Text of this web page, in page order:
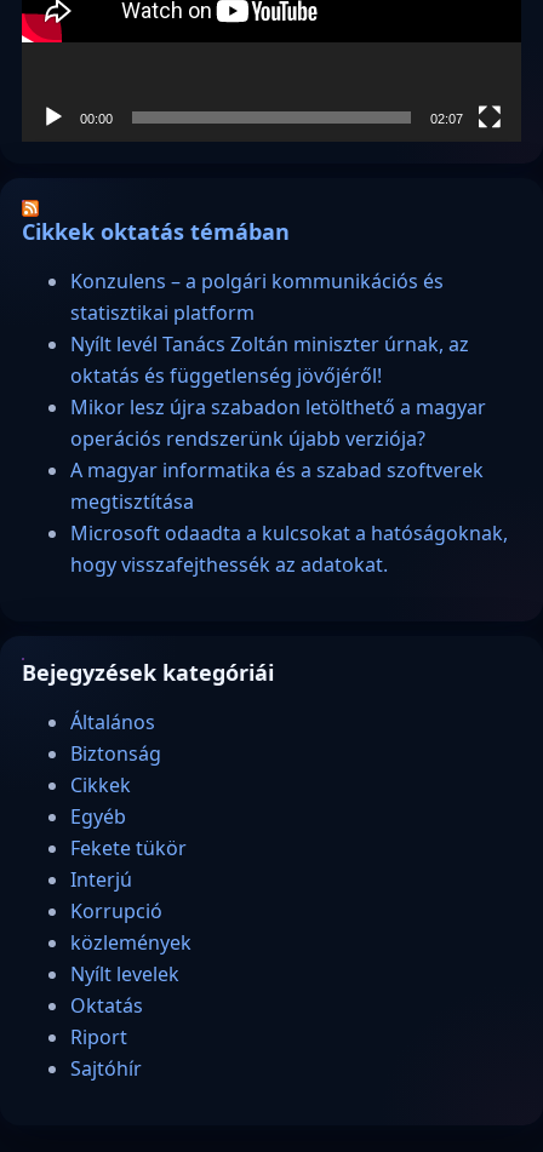
00:00 02:07
Cikkek oktatás témában
Konzulens – a polgári kommunikációs és
statisztikai platform
Nyílt levél Tanács Zoltán miniszter úrnak, az
oktatás és függetlenség jövőjéről!
Mikor lesz újra szabadon letölthető a magyar
operációs rendszerünk újabb verziója?
A magyar informatika és a szabad szoftverek
megtisztítása
Microsoft odaadta a kulcsokat a hatóságoknak,
hogy visszafejthessék az adatokat.
Bejegyzések kategóriái
Általános
Biztonság
Cikkek
Egyéb
Fekete tükör
Interjú
Korrupció
közlemények
Nyílt levelek
Oktatás
Riport
Sajtóhír